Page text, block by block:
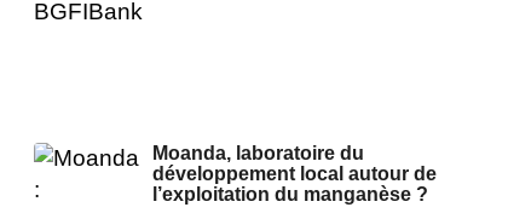
Moanda, laboratoire du
développement local autour de
l’exploitation du manganèse ?